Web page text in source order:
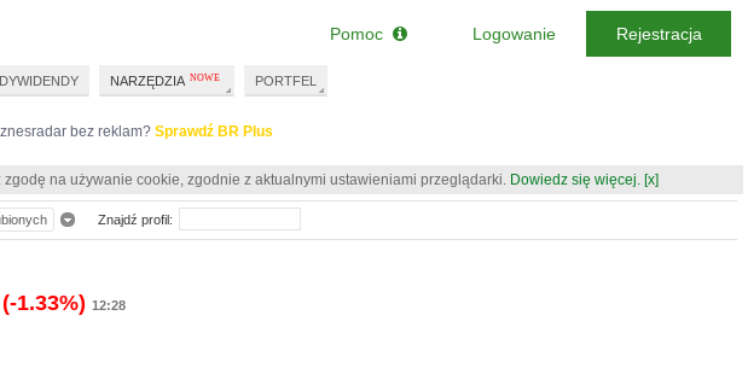
bez reklam? Sprawdź BR Plus
na używanie cookie, zgodnie z aktualnymi ustawieniami przeglądarki. Dowiedz się więcej. [x]
(-1.33%) 12:28
Znajdź profil:
DYWIDENDY NARZĘDZIA PORTFEL
Pomoc Logowanie Rejestracja